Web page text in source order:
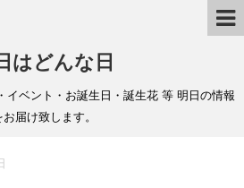
はどんな日
イベント・お誕生日・誕生花 等 明日の情報
お届け致します。